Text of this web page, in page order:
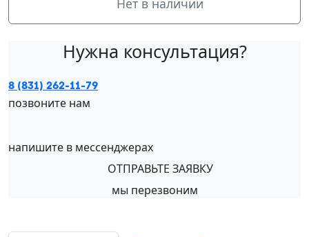
Нужна консультация?
8 (831) 262-11-79
позвоните нам
напишите в мессенджерах
ОТПРАВЬТЕ ЗАЯВКУ
мы перезвоним